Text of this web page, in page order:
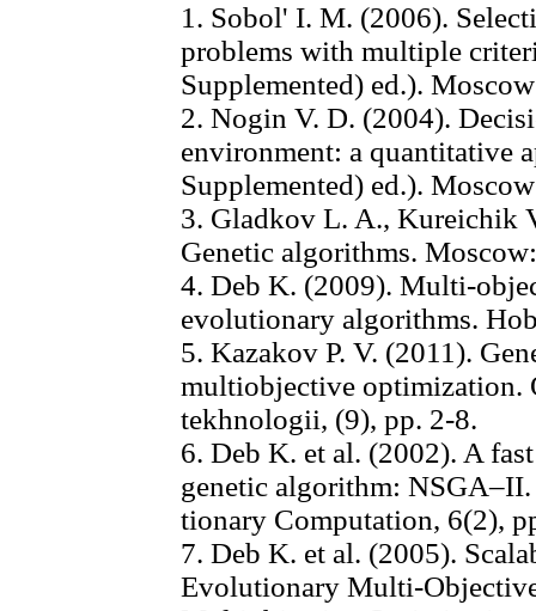
1. Sobol' I. M. (2006).
problems with multiple
Supplemented) ed.).
2. Nogin V. D. (2004).
environment: a quantitative
Supplemented) ed.).
3. Gladkov L. A., Kureichik
Genetic algorithms.
4. Deb K. (2009). Multi-
evolutionary algorithms.
5. Kazakov P. V. (2011).
multiobjective optimization.
tekhnologii, (9), pp. 2-8.
6. Deb K. еt al. (2002). A
genetic algorithm:
tionary Computation, 6(2),
7. Deb K. еt al. (2005).
Evolutionary Multi-